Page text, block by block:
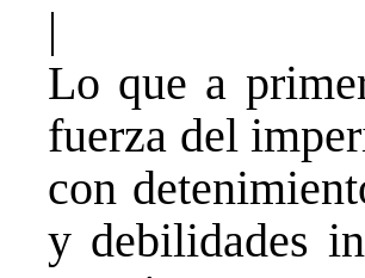
|
Lo que a
fuerza del
con
y debilidades